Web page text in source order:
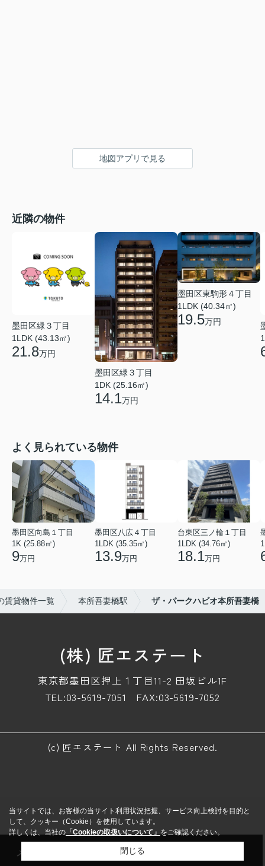
地図アプリで見る
近隣の物件
墨田区緑３丁目
1LDK (43.13㎡)
21.8万円
墨田区緑３丁目
1DK (25.16㎡)
14.1万円
墨田区東駒形４丁目
1LDK (40.34㎡)
19.5万円
よく見られている物件
墨田区向島１丁目
1K (25.88㎡)
9万円
墨田区八広４丁目
1LDK (35.35㎡)
13.9万円
台東区三ノ輪１丁目
1LDK (34.76㎡)
18.1万円
賃貸物件一覧 本所吾妻橋駅 ザ・パークハビオ本所吾妻橋
(株) 匠エステート
東京都墨田区押上１丁目11-2 田坂ビル1F
TEL:03-5619-7051 FAX:03-5619-7052
(c) 匠エステート All Rights Reserved.
メール 来店予約
当サイトでは、お客様の当サイト利用状況把握、サービス向上検討を目的と
して、クッキー（Cookie）を使用しています。
詳しくは、当社の 「Cookieの取扱いについて」 をご確認ください。
閉じる